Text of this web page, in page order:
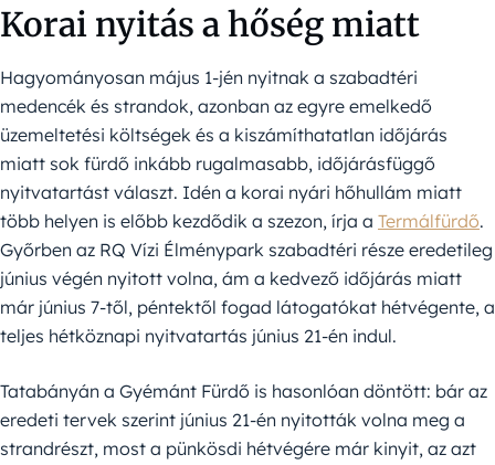
Korai nyitás a hőség miatt
Hagyományosan május 1-jén nyitnak a szabadtéri
medencék és strandok, azonban az egyre emelkedő
üzemeltetési költségek és a kiszámíthatatlan időjárás
miatt sok fürdő inkább rugalmasabb, időjárásfüggő
nyitvatartást választ. Idén a korai nyári hőhullám miatt
több helyen is előbb kezdődik a szezon, írja a Termálfürdő.
Győrben az RQ Vízi Élménypark szabadtéri része eredetileg
június végén nyitott volna, ám a kedvező időjárás miatt
már június 7-től, péntektől fogad látogatókat hétvégente, a
teljes hétköznapi nyitvatartás június 21-én indul.
Tatabányán a Gyémánt Fürdő is hasonlóan döntött: bár az
eredeti tervek szerint június 21-én nyitották volna meg a
strandrészt, most a pünkösdi hétvégére már kinyit, az azt